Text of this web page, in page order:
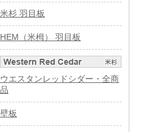
米杉 羽目板
HEM（米栂） 羽目板
ウエスタンレッドシダー・全商
品
壁板